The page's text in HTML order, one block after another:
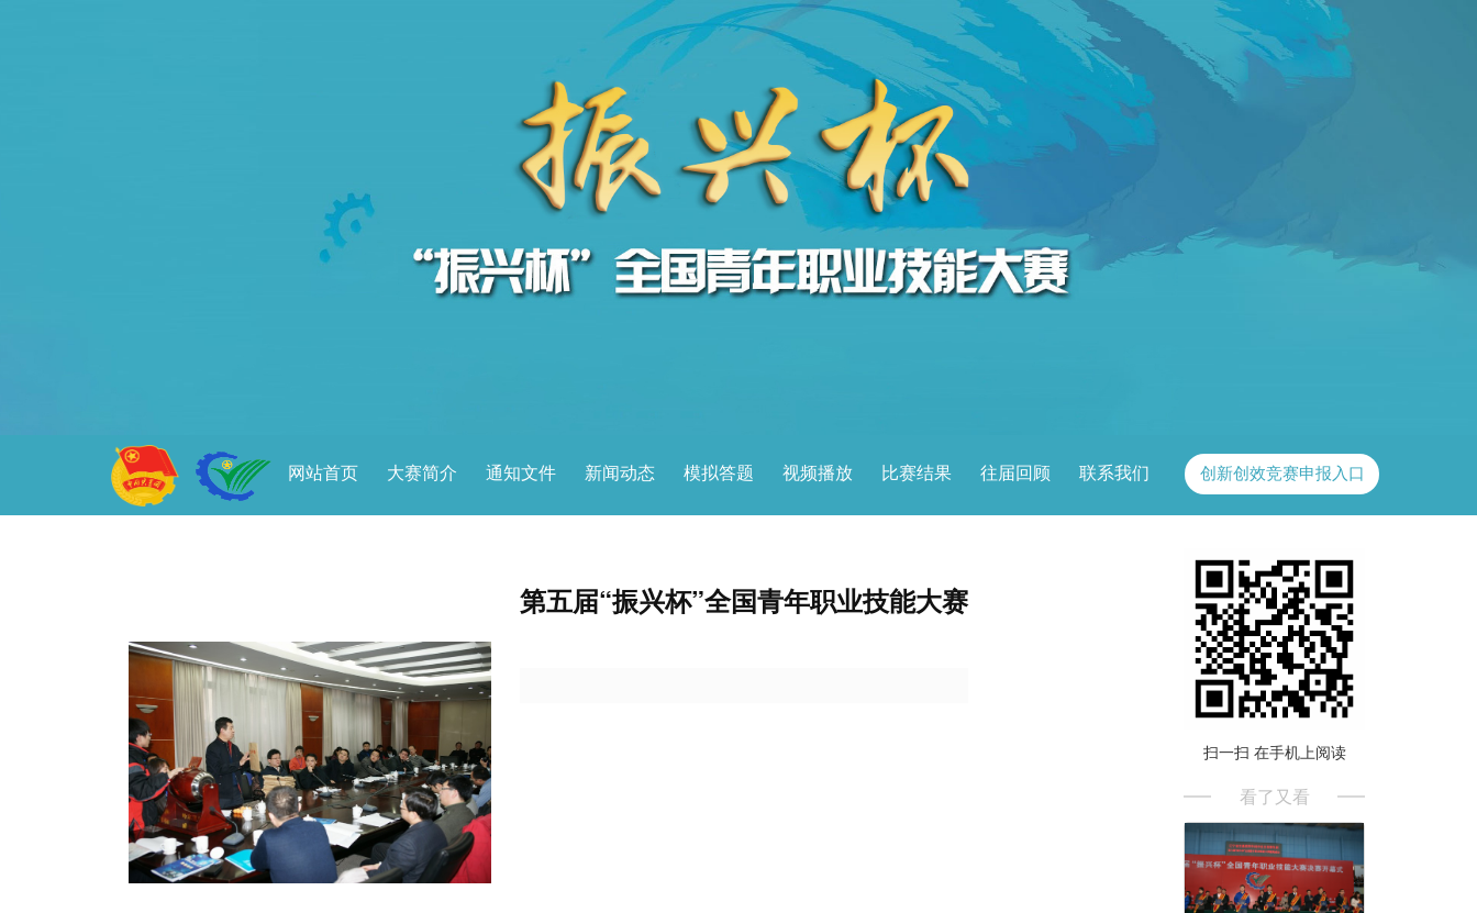
网站首页 大赛简介 通知文件 新闻动态 模拟答题 视频播放 比赛结果 往届回顾 联系我们 创新创效竞赛申报入口
第五届“振兴杯”全国青年职业技能大赛
扫一扫 在手机上阅读
看了又看